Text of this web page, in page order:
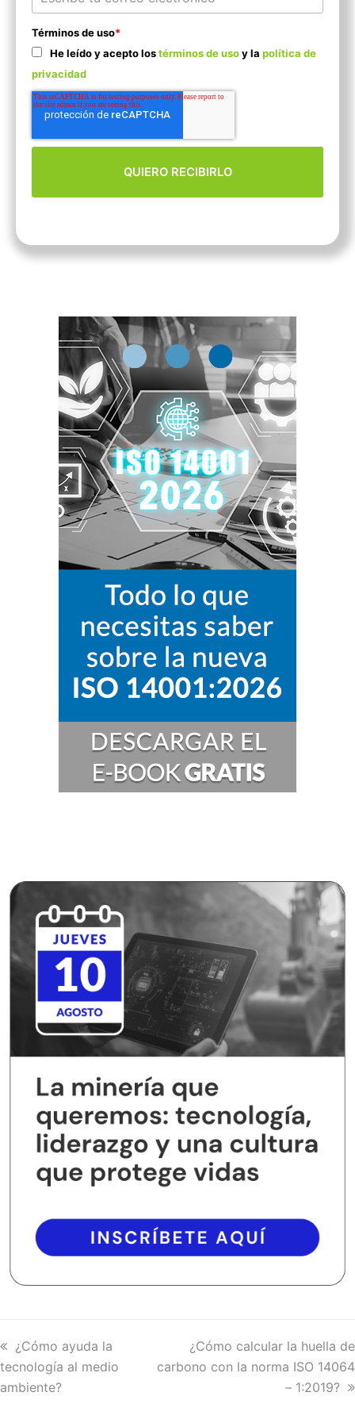
Términos de uso*
He leído y acepto lostérminos de usoy la política de
privacidad
previous
post:
¿Cómo ayuda la
tecnología al medio
ambiente?
next
post:
¿Cómo calcular la huella de
carbono con la norma ISO 14064
– 1:2019?